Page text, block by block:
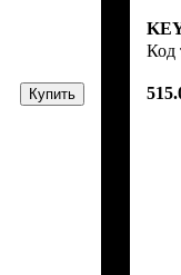
Купить 515.